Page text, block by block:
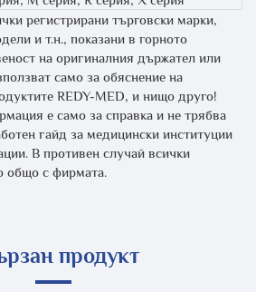
регистрирани търговски марки,
и т.н., показани в горното
на оригиналния държател или
само за обяснение на
REDY-MED, и нищо друго!
е само за справка и не трябва
гайд за медицински институции
В противен случай всички
общо с фирмата.
продукт